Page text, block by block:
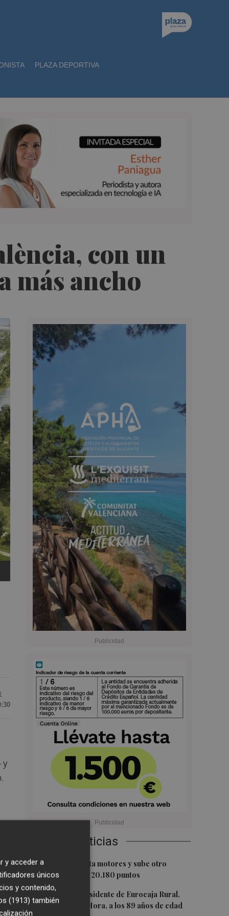
PLAZA DEPORTIVA
con un
más ancho
Últimas Noticias
1El Ibex 35 aprieta motores y sube otro
0,62%, hasta los 20.180 puntos
2 Fallece el expresidente de Eurocaja Rural,
Andrés Gómez Mora, a los 89 años de edad
y
y acceder a
únicos
y contenido,
(1913) también